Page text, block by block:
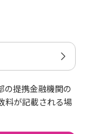
の提携金融機関の
料が記載される場